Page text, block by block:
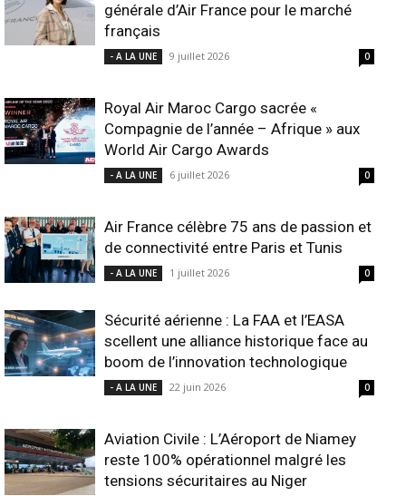
générale d’Air France pour le marché
français
- A LA UNE 9 juillet 2026 0
Royal Air Maroc Cargo sacrée «
Compagnie de l’année – Afrique » aux
World Air Cargo Awards
- A LA UNE 6 juillet 2026 0
Air France célèbre 75 ans de passion et
de connectivité entre Paris et Tunis
- A LA UNE 1 juillet 2026 0
Sécurité aérienne : La FAA et l’EASA
scellent une alliance historique face au
boom de l’innovation technologique
- A LA UNE 22 juin 2026 0
Aviation Civile : L’Aéroport de Niamey
reste 100% opérationnel malgré les
tensions sécuritaires au Niger